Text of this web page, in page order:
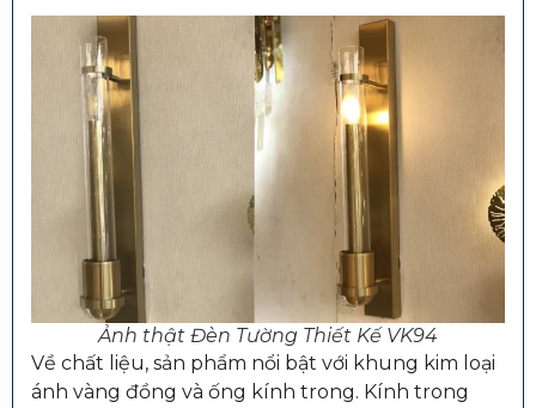
Ảnh thật Đèn Tường Thiết Kế VK94
Về chất liệu, sản phẩm nổi bật với khung kim loại
ánh vàng đồng và ống kính trong. Kính trong